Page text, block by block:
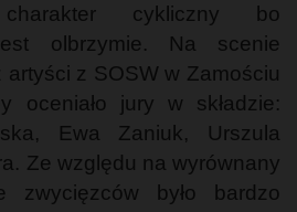
cykliczny bo
olbrzymie. Na scenie
artyści z SOSW w Zamościu
oceniało jury w składzie:
Ewa Zaniuk, Urszula
Ze względu na wyrównany
zwycięzców było bardzo